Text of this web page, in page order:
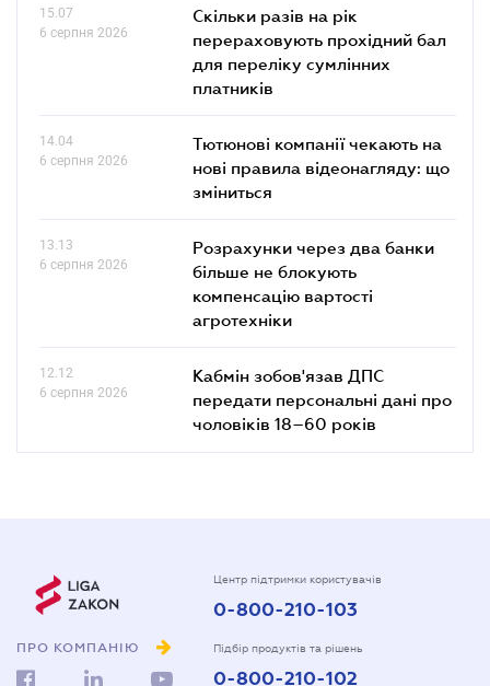
15.07
6 серпня 2026
Скільки разів на рік
перераховують прохідний бал
для переліку сумлінних
платників
14.04
6 серпня 2026
Тютюнові компанії чекають на
нові правила відеонагляду: що
зміниться
13.13
6 серпня 2026
Розрахунки через два банки
більше не блокують
компенсацію вартості
агротехніки
12.12
6 серпня 2026
Кабмін зобов'язав ДПС
передати персональні дані про
чоловіків 18–60 років
ПРО КОМПАНІЮ
Центр підтримки користувачів
0-800-210-103
Підбір продуктів та рішень
0-800-210-102